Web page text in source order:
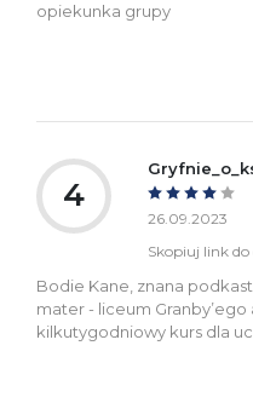
opiekunka grupy
4
26.09.2023
Skopiuj link
Bodie Kane, znana
mater - liceum
kilkutygodniowy kurs dla